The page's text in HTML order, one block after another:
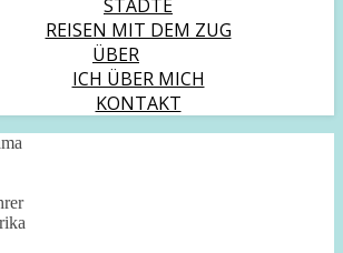
STÄDTE
REISEN MIT DEM ZUG
ÜBER
ICH ÜBER MICH
KONTAKT